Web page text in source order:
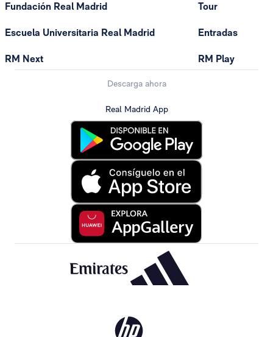
Fundación Real Madrid
Escuela Universitaria Real Madrid
RM Next
Tour
Entradas
RM Play
Descarga ahora
Real Madrid App